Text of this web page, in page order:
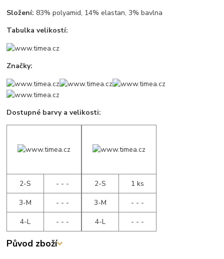
Složení: 83% polyamid, 14% elastan, 3% bavlna
Tabulka velikostí:
Značky:
Dostupné barvy a velikosti:
2-S
- - -
3-M
- - -
4-L
- - -
2-S
1 ks
3-M
- - -
4-L
- - -
Původ zboží